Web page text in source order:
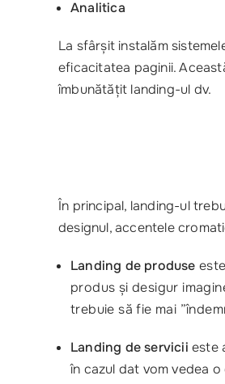
Analitica
La sfârșit instalăm
eficacitatea paginii.
îmbunătățit landing-ul dv.
În principal, landing-ul
designul, accentele
Landing de produse
produs și desigur
trebuie să fie mai
Landing de servicii este
în cazul dat vom vedea